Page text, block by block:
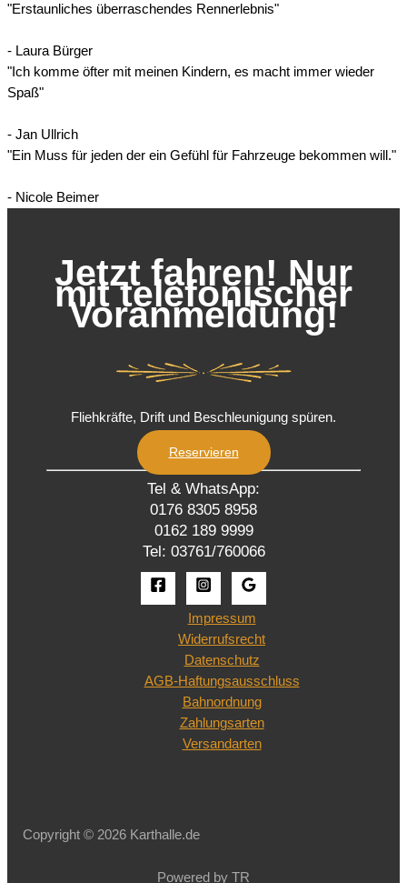
"Erstaunliches überraschendes Rennerlebnis"
- Laura Bürger
"Ich komme öfter mit meinen Kindern, es macht immer wieder
Spaß"
- Jan Ullrich
"Ein Muss für jeden der ein Gefühl für Fahrzeuge bekommen will."
- Nicole Beimer
Jetzt fahren! Nur
mit telefonischer
Voranmeldung!
Fliehkräfte, Drift und Beschleunigung spüren.
Reservieren
Tel & WhatsApp:
0176 8305 8958
0162 189 9999
Tel: 03761/760066
Impressum
Widerrufsrecht
Datenschutz
AGB-Haftungsausschluss
Bahnordnung
Zahlungsarten
Versandarten
Copyright © 2026 Karthalle.de
Powered by TR